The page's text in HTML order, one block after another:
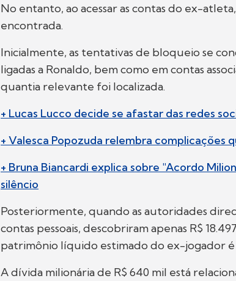
No entanto, ao acessar as contas do ex-
encontrada.
Inicialmente, as tentativas de bloqueio se
ligadas a Ronaldo, bem como em contas
quantia relevante foi localizada.
+ Lucas Lucco decide se afastar das redes
+ Valesca Popozuda relembra complicações
+ Bruna Biancardi explica sobre "Acordo
silêncio
Posteriormente, quando as autoridades
contas pessoais, descobriram apenas R$
patrimônio líquido estimado do ex-jogador é
A dívida milionária de R$ 640 mil está